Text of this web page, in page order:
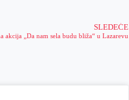
SLEDEĆE
akcija „Da nam sela budu bliža“ u Lazarevu